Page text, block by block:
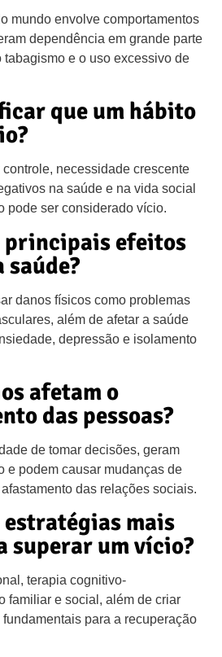
mundo envolve comportamentos
dependência em grande parte
e o uso excessivo de
que um hábito
necessidade crescente
na saúde e na vida social
pode ser considerado vício.
principais efeitos
saúde?
danos físicos como problemas
além de afetar a saúde
depressão e isolamento
afetam o
das pessoas?
de tomar decisões, geram
e podem causar mudanças de
das relações sociais.
estratégias mais
superar um vício?
terapia cognitivo-
familiar e social, além de criar
para a recuperação